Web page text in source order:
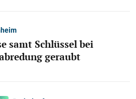
samt Schlüssel bei
geraubt